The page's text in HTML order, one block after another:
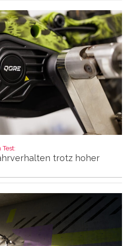
trotz hoher